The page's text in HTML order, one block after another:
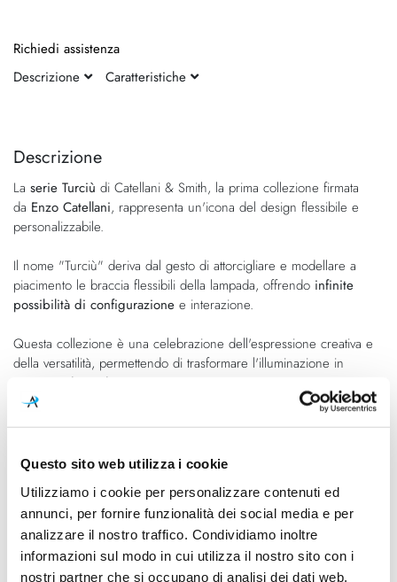
Questo sito web utilizza i cookie
Utilizziamo i cookie per personalizzare contenuti ed
annunci, per fornire funzionalità dei social media e per
analizzare il nostro traffico. Condividiamo inoltre
informazioni sul modo in cui utilizza il nostro sito con i
nostri partner che si occupano di analisi dei dati web,
fine
galleria
di
immagini
della
di
immagini
Descrizione
La serie Turciù di Catellani & Smith, la prima collezione firmata
da Enzo Catellani, rappresenta un'icona del design flessibile e
personalizzabile.
Il nome "Turciù" deriva dal gesto di attorcigliare e modellare a
piacimento le braccia flessibili della lampada, offrendo infinite
possibilità di configurazione e interazione.
Questa collezione è una celebrazione dell'espressione creativa e
della versatilità, permettendo di trasformare l'illuminazione in
un'opera d'arte dinamica.
Caratteristiche
Cod.Art.
Turciù 5 Parete
Designer
Enzo Catellani
Richiedi assistenza
Descrizione
Caratteristiche